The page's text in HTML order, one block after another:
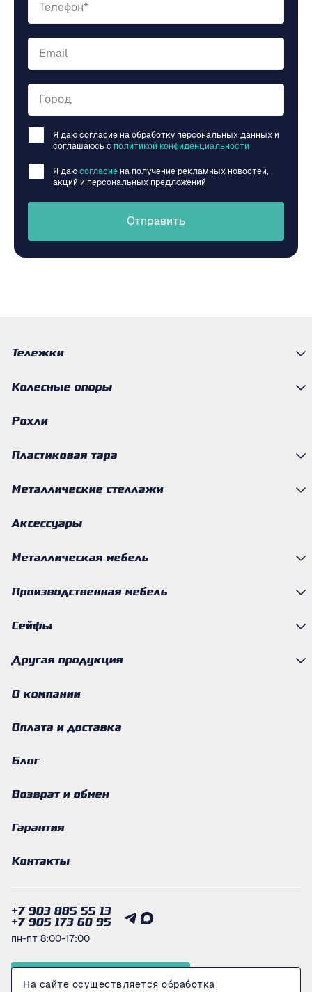
Телефон*
Email
Город
Я даю согласие на обработку персональных данных и
соглашаюсь c политикой конфиденциальности
Я даю согласие на получение рекламных новостей,
акций и персональных предложений
Отправить
Тележки
Колесные опоры
Рохли
Пластиковая тара
Металлические стеллажи
Аксессуары
Металлическая мебель
Производственная мебель
Сейфы
Другая продукция
О компании
Оплата и доставка
Блог
Возврат и обмен
Гарантия
Контакты
+7 903 885 55 13
+7 905 173 60 95
пн-пт 8:00-17:00
Получить консультацию
На сайте осуществляется обработка